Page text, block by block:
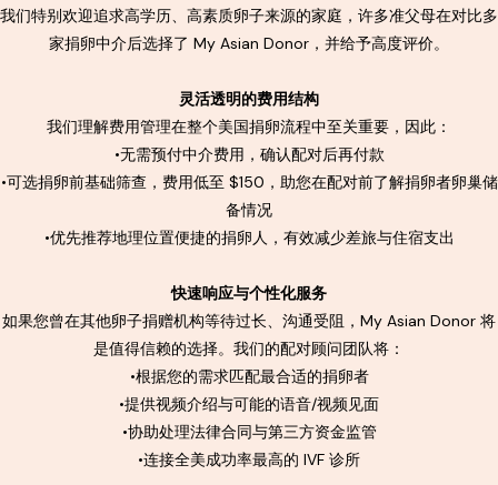
我们特别欢迎追求高学历、高素质卵子来源的家庭，许多准父母在对比多
家捐卵中介后选择了 My Asian Donor，并给予高度评价。
灵活透明的费用结构
我们理解费用管理在整个美国捐卵流程中至关重要，因此：
•无需预付中介费用，确认配对后再付款
•可选捐卵前基础筛查，费用低至 $150，助您在配对前了解捐卵者卵巢储
备情况
•优先推荐地理位置便捷的捐卵人，有效减少差旅与住宿支出
快速响应与个性化服务
如果您曾在其他卵子捐赠机构等待过长、沟通受阻，My Asian Donor 将
是值得信赖的选择。我们的配对顾问团队将：
•根据您的需求匹配最合适的捐卵者
•提供视频介绍与可能的语音/视频见面
•协助处理法律合同与第三方资金监管
•连接全美成功率最高的 IVF 诊所